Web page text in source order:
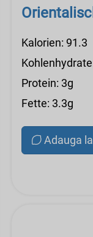
Kalorien: 91.3
Protein: 3g
Fette: 3.3g
Adauga